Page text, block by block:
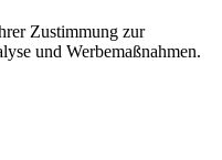
Zustimmung zur
und Werbemaßnahmen.